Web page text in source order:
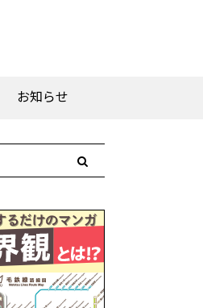
お知らせ